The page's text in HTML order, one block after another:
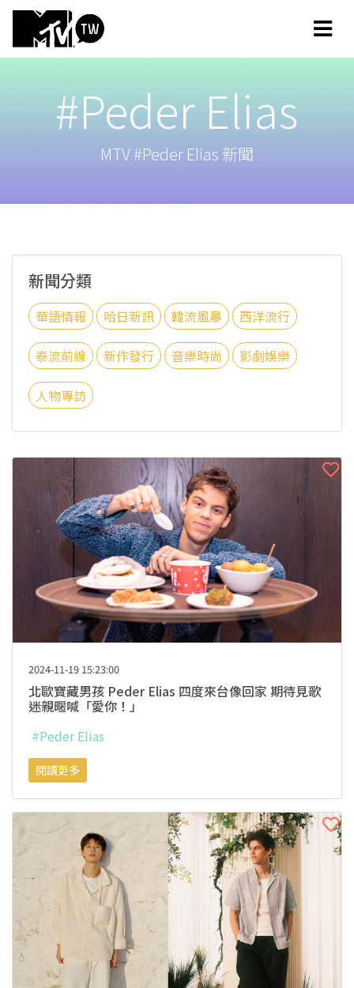
#Peder Elias
MTV #Peder Elias 新聞
新聞分類
華語情報 哈日新訊 韓流風暴 西洋流行
泰流前線 新作發行 音樂時尚 影劇娛樂
人物專訪
2024-11-19 15:23:00
北歐寶藏男孩 Peder Elias 四度來台像回家 期待見歌
迷親暱喊「愛你！」
#Peder Elias
閱讀更多